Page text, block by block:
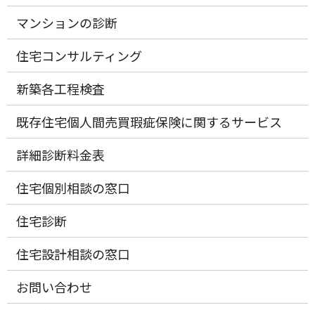
マンションの診断
住宅コンサルティング
新築各工程検査
既存住宅個人間売買瑕疵保険に関するサービス
詳細診断料金表
住宅個別相談の窓口
住宅診断
住宅設計相談の窓口
お問い合わせ